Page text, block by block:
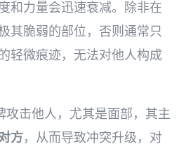
和力量会迅速衰减。除非在
其脆弱的部位，否则通常只
轻微痕迹，无法对他人构成
攻击他人，尤其是面部，其主
方，从而导致冲突升级，对